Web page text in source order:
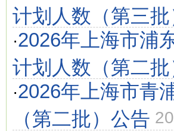
计划人数（第三批
·2026年上海市浦
计划人数（第二批
·2026年上海市青
（第二批）公告